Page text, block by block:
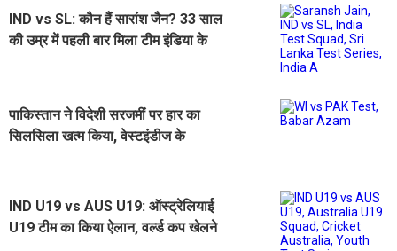
IND vs SL: कौन हैं सारांश जैन? 33 साल
की उम्र में पहली बार मिला टीम इंडिया के
पाकिस्तान ने विदेशी सरजमीं पर हार का
सिलसिला खत्म किया, वेस्टइंडीज के
IND U19 vs AUS U19: ऑस्ट्रेलियाई
U19 टीम का किया ऐलान, वर्ल्ड कप खेलने